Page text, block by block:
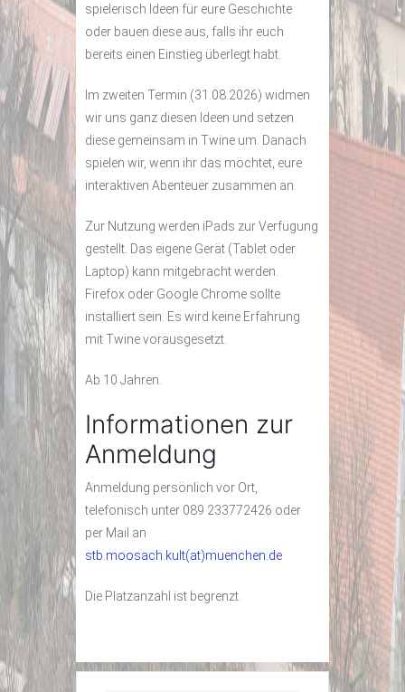
spielerisch Ideen für eure Geschichte
oder bauen diese aus, falls ihr euch
bereits einen Einstieg überlegt habt.
Im zweiten Termin (31.08.2026) widmen
wir uns ganz diesen Ideen und setzen
diese gemeinsam in Twine um. Danach
spielen wir, wenn ihr das möchtet, eure
interaktiven Abenteuer zusammen an.
Zur Nutzung werden iPads zur Verfügung
gestellt. Das eigene Gerät (Tablet oder
Laptop) kann mitgebracht werden.
Firefox oder Google Chrome sollte
installiert sein. Es wird keine Erfahrung
mit Twine vorausgesetzt.
Ab 10 Jahren.
Informationen zur
Anmeldung
Anmeldung persönlich vor Ort,
telefonisch unter 089 233772426 oder
per Mail an
stb.moosach.kult(at)muenchen.de
Die Platzanzahl ist begrenzt.